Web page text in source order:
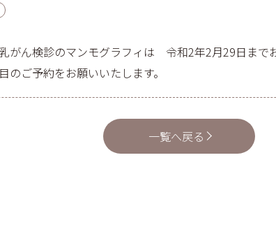
がん検診のマンモグラフィは 令和2年2月29日まで
のご予約をお願いいたします。
一覧へ戻る